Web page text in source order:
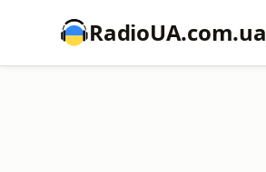
RadioUA.com.ua